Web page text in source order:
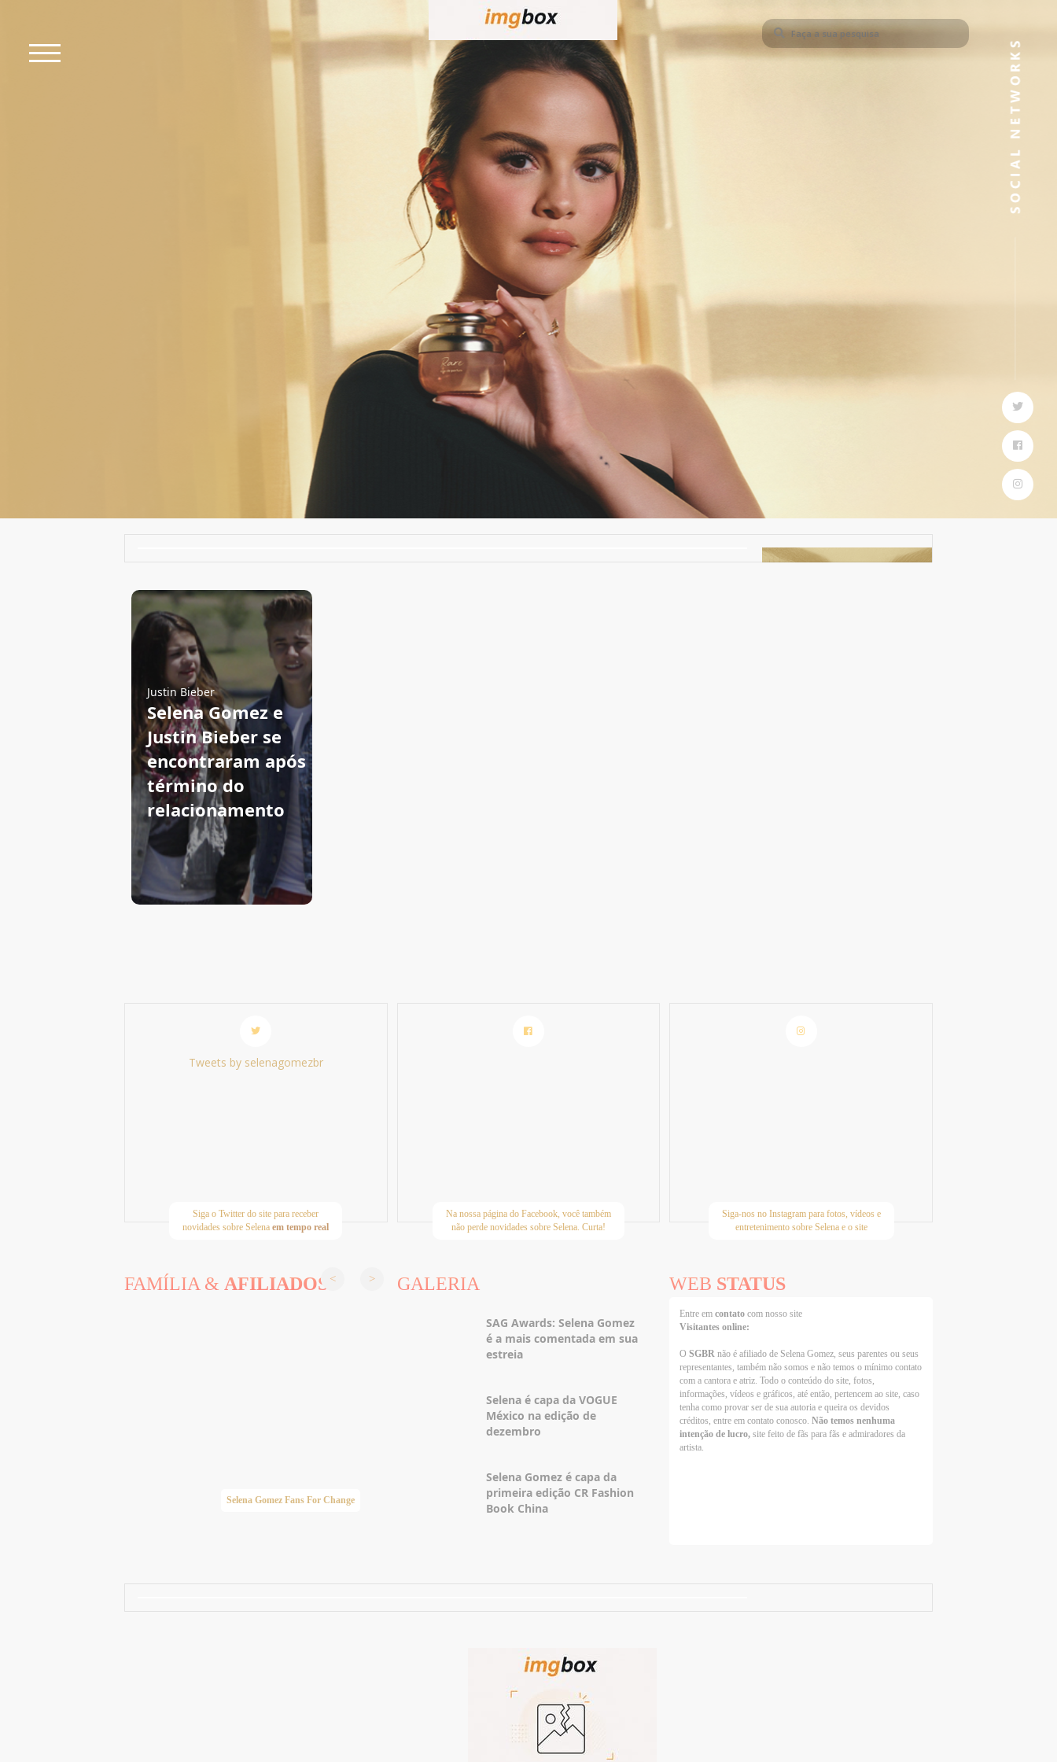
Justin Bieber
Selena Gomez e
Justin Bieber se
encontraram após
término do
relacionamento
Tweets by selenagomezbr
Siga o Twitter do site para receber
novidades sobre Selenaem tempo real
Na nossa página do Facebook, você também
não perde novidades sobre Selena. Curta!
Siga-nos no Instagram para fotos, vídeos e
entretenimento sobre Selena e o site
FAMÍLIA & AFILIADOS
Selena Gomez Fans For Change Taylor Swift Brasil
GALERIA
SAG Awards: Selena Gomez
é a mais comentada em sua
estreia
Selena é capa da VOGUE
México na edição de
dezembro
Selena Gomez é capa da
primeira edição CR Fashion
Book China
WEB STATUS
Entre emcontatocom nosso site
Visitantes online:
OSGBR não é afiliado de Selena Gomez, seus parentes ou seus
representantes, também não somos e não temos o mínimo contato
com a cantora e atriz. Todo o conteúdo do site, fotos,
informações, vídeos e gráficos, até então, pertencem ao site, caso
tenha como provar ser de sua autoria e queira os devidos
créditos, entre em contato conosco.Não temos nenhuma
intenção de lucro,site feito de fãs para fãs e admiradores da
artista.